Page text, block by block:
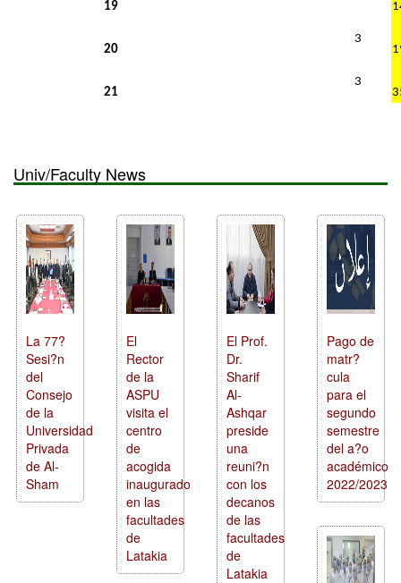
19
20
3
21
3
Univ/Faculty News
La 77?
Sesi?n
del
Consejo
de la
Universidad
Privada
de Al-
Sham
El
Rector
de la
ASPU
visita el
centro
de
acogida
inaugurado
en las
facultades
de
Latakia
El Prof.
Dr.
Sharif
Al-
Ashqar
preside
una
reuni?n
con los
decanos
de las
facultades
de
Latakia
Pago de
matr?
cula
para el
segundo
semestre
del a?o
académico
2022/2023